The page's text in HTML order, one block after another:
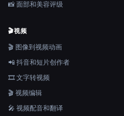
📸 面部和美容评级
🎬视频
🎬 图像到视频动画
📲 抖音和短片创作者
🎞️ 文字转视频
🎬 视频编辑
🎤 视频配音和翻译